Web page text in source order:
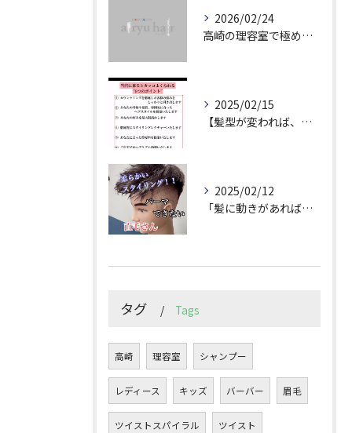
2026/02/24
高崎の理容室で極めるメンズカット技術
2025/02/15
【髪型が変われば、人生が変わる。
2025/02/12
「髪に動きがあれば印象は変わる！」
タグ Tags
高崎 理容室 シャンプー
レディース キッズ バーバー 眉毛
ツイストスパイラル ツイスト